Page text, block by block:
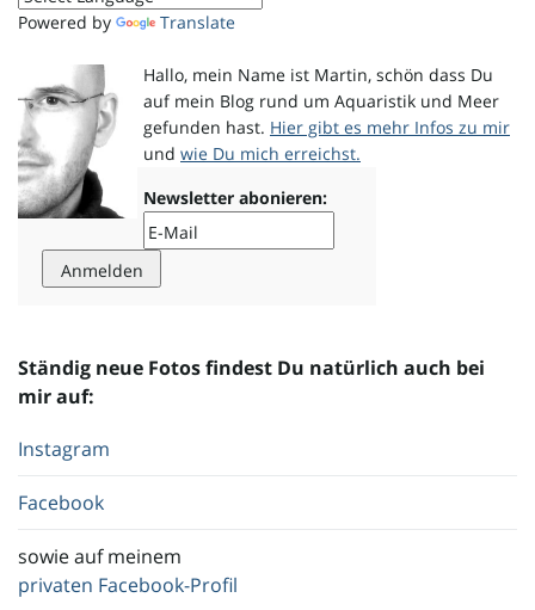
i
Powered by Translate
Hallo, mein Name ist Martin, schön dass Du
auf mein Blog rund um Aquaristik und Meer
gefunden hast. Hier gibt es mehr Infos zu mir
und wie Du mich erreichst.
Newsletter abonieren:
Ständig neue Fotos findest Du natürlich auch bei
mir auf:
Instagram
Facebook
sowie auf meinem
privaten Facebook-Profil